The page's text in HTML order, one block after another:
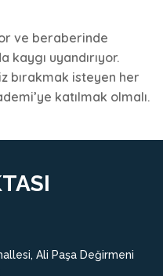
ve beraberinde
uyandırıyor.
bırakmak isteyen her
katılmak olmalı.
Ali Paşa Değirmeni